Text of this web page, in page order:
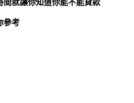
間就讓你知道你能不能貸款
參考